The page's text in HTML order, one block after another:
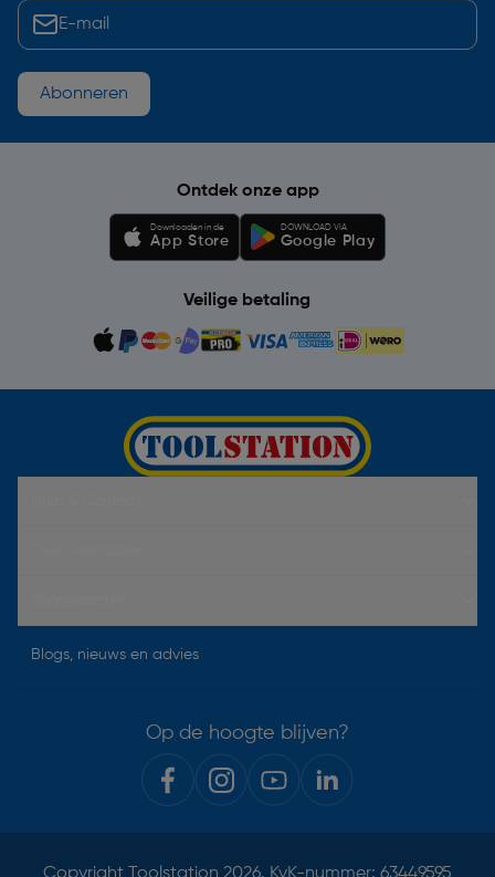
Abonneren
Ontdek onze app
Downloaden in de
App Store
DOWNLOAD VIA
Google Play
Veilige betaling
Blogs, nieuws en advies
Op de hoogte blijven?
Copyright Toolstation 2026. KvK-nummer: 63449595